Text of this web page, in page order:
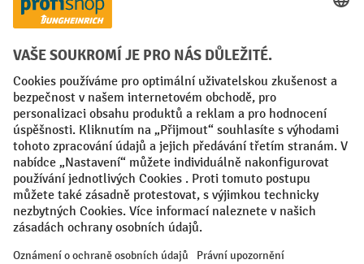
Sociální sítě
Facebook
YouTubeLinkedIn
VODP Otisk
Prohlášení o ochraně osobních údajů
Nastavení ochrany osobních údajů
All prices excl. VAT plusshipping costsand possible delivery charges,